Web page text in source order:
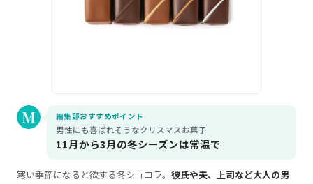
編集部おすすめポイント
男性にも喜ばれそうなクリスマスお菓子
11月から3月の冬シーズンは常温で
寒い季節になると欲する冬ショコラ。 彼氏や夫、上司など大人の男